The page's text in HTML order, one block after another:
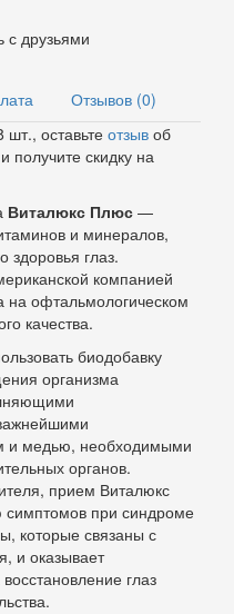
с друзьями
Отзывов (0)
оставьтеотзыв об
получите скидку на
Виталюкс Плюс —
и минералов,
здоровья глаз.
компанией
на офтальмологическом
качества.
биодобавку
организма
и медью, необходимыми
органов.
прием Виталюкс
симптомов при синдроме
которые связаны с
и оказывает
глаз